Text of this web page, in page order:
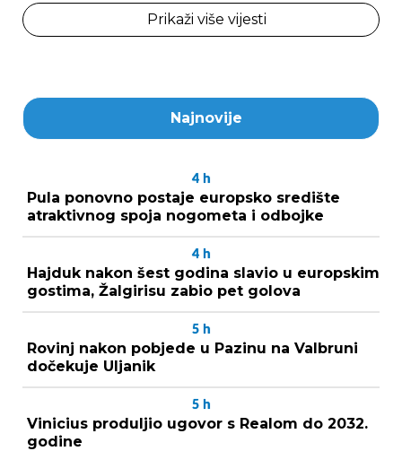
Prikaži više vijesti
Najnovije
4 h
Pula ponovno postaje europsko središte
atraktivnog spoja nogometa i odbojke
4 h
Hajduk nakon šest godina slavio u europskim
gostima, Žalgirisu zabio pet golova
5 h
Rovinj nakon pobjede u Pazinu na Valbruni
dočekuje Uljanik
5 h
Vinicius produljio ugovor s Realom do 2032.
godine